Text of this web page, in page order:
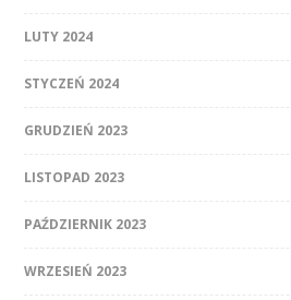
LUTY 2024
STYCZEŃ 2024
GRUDZIEŃ 2023
LISTOPAD 2023
PAŹDZIERNIK 2023
WRZESIEŃ 2023